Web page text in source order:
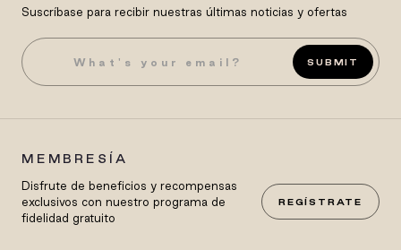
Suscríbase para recibir nuestras últimas noticias y ofertas
SUBMIT
MEMBRESÍA
Disfrute de beneficios y recompensas
exclusivos con nuestro programa de
fidelidad gratuito
REGÍSTRATE